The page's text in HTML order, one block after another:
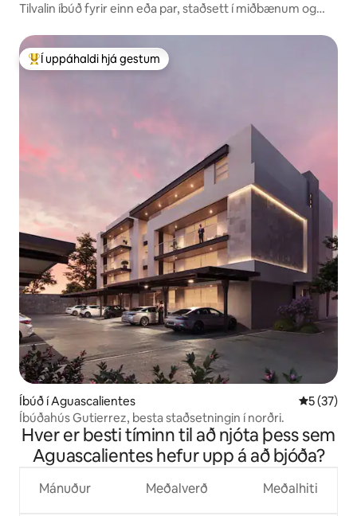
Tilvalin íbúð fyrir einn eða par, staðsett í miðbænum og
Í mestu uppáhaldi hjá gestum
Í uppáhaldi hjá gestum
Íbúð í Aguascalientes 5 af 5 í
5 (37)
Íbúðahús Gutierrez, besta staðsetningin í norðri.
Hver er besti tíminn til að njóta þess sem
Aguascalientes hefur upp á að bjóða?
Mánuður Meðalverð Meðalhiti